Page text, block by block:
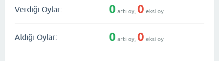
Verdiği Oylar: 0 artı oy, 0 eksi oy
Aldığı Oylar: 0 artı oy, 0 eksi oy